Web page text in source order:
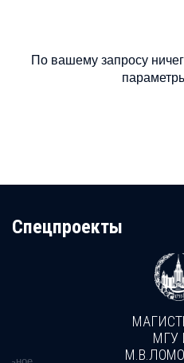
По вашему запросу
Cпецпроекты
МГУ